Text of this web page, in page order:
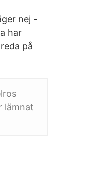
nej -
har
på
lämnat